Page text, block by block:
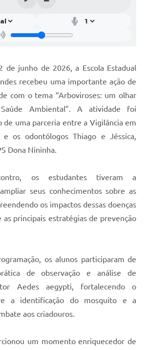
de junho de 2026, a Escola Estadual
recebeu uma importante ação de
com o tema “Arboviroses: um olhar
Ambiental”. A atividade foi
de uma parceria entre a Vigilância em
e os odontólogos Thiago e Jéssica,
Dona Nininha.
os estudantes tiveram a
seus conhecimentos sobre as
os impactos dessas doenças
as principais estratégias de prevenção
os alunos participaram de
de observação e análise de
Aedes aegypti, fortalecendo o
a identificação do mosquito e a
aos criadouros.
um momento enriquecedor de